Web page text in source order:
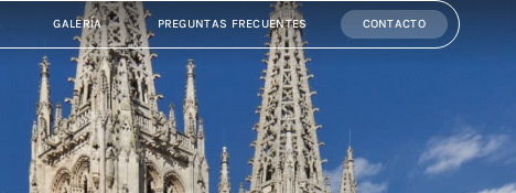
GALERÍA PREGUNTAS FRECUENTES CONTACTO